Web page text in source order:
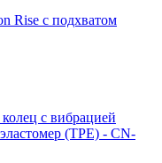
Rise с подхватом
с вибрацией
(TPE) - CN-